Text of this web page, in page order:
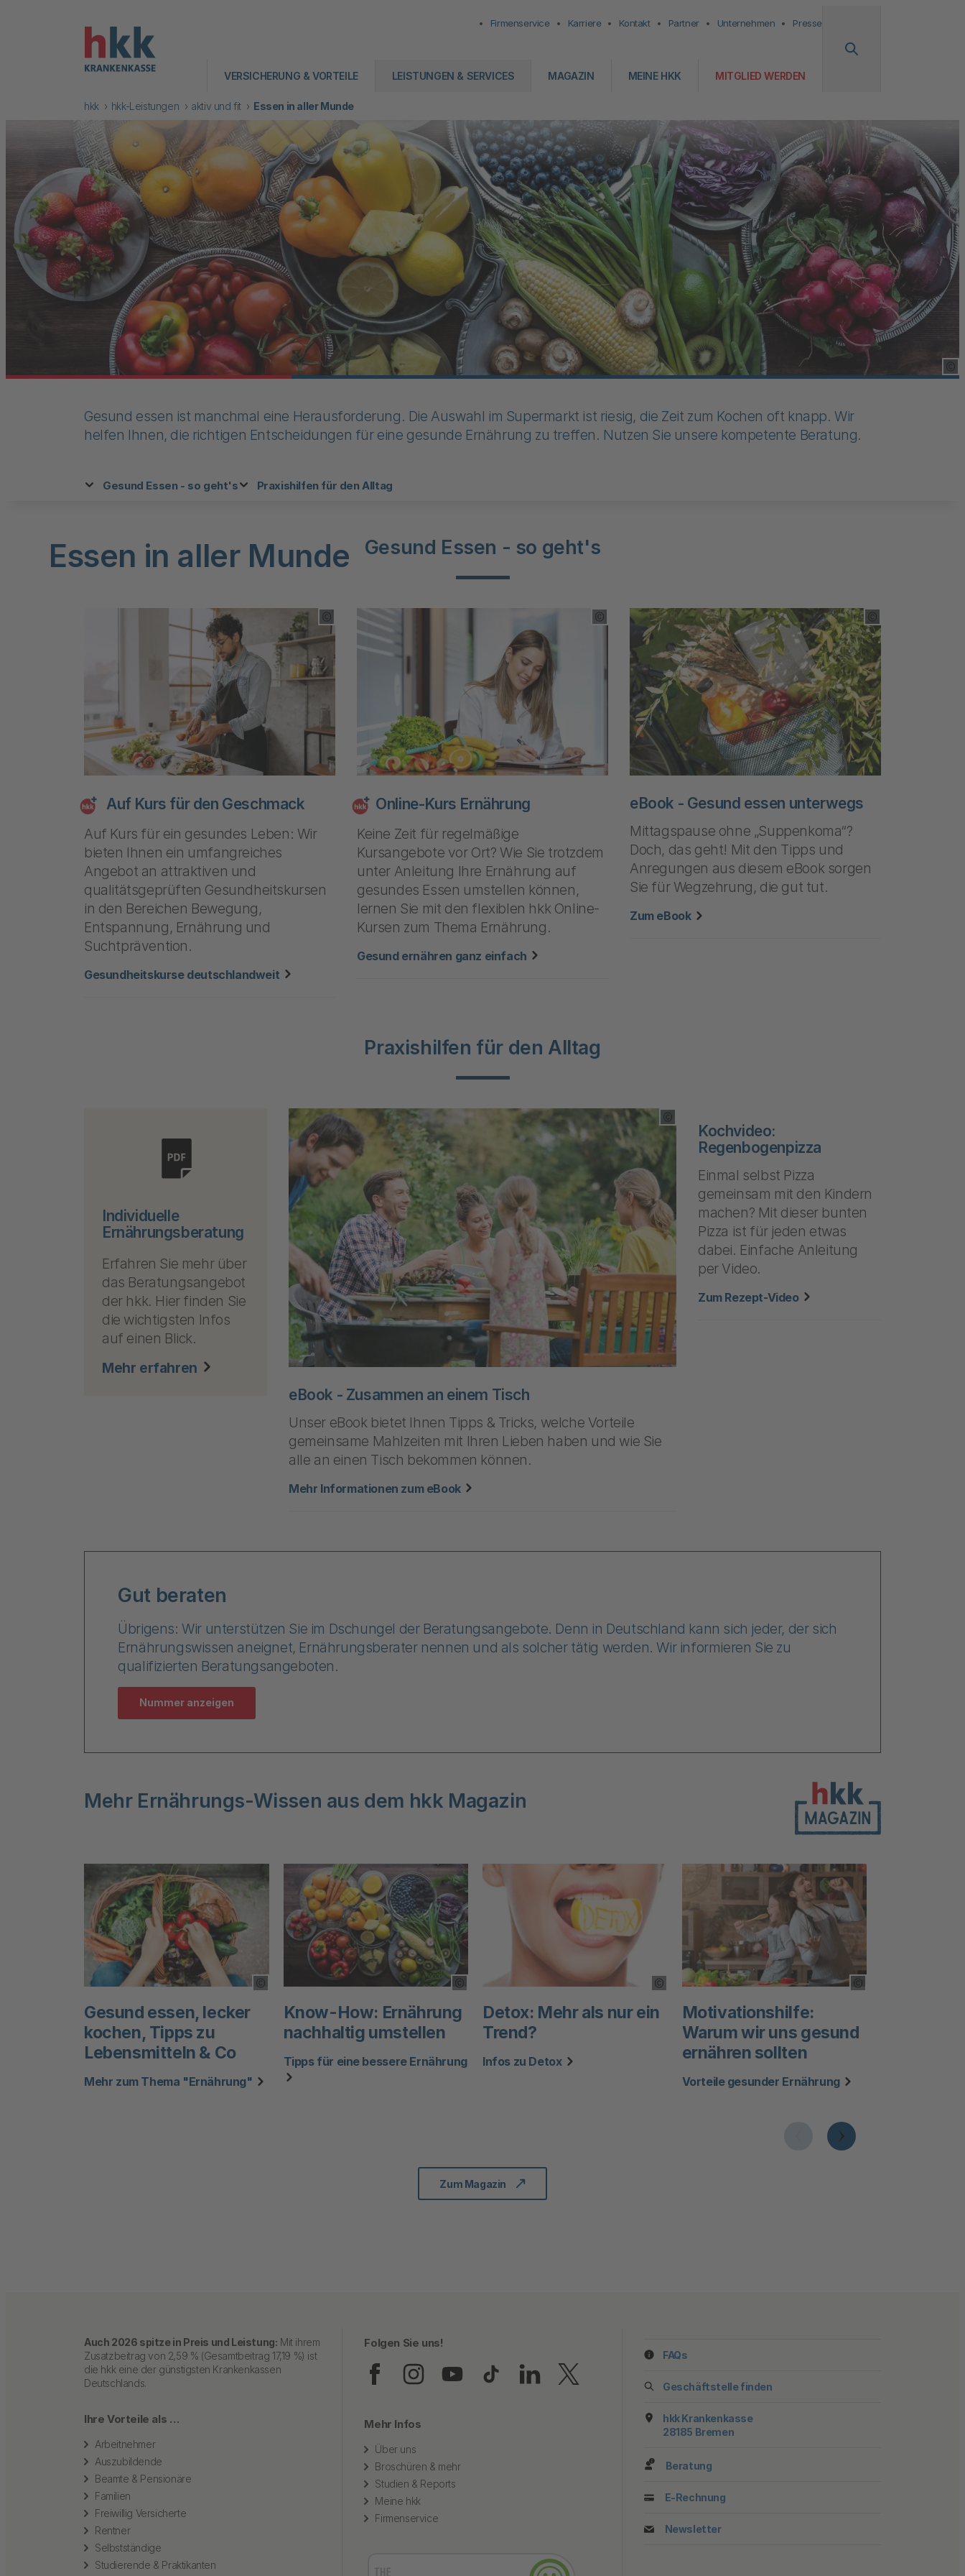
Firmenservice Karriere Kontakt Partner Unternehmen Presse
VERSICHERUNG & VORTEILE LEISTUNGEN & SERVICES MAGAZIN MEINE HKK MITGLIED WERDEN
hkk hkk-Leistungen aktiv und fit Essen in aller Munde
Essen in aller Munde
Gesund essen ist manchmal eine Herausforderung. Die Auswahl im Supermarkt ist riesig, die Zeit zum Kochen oft knapp. Wir
helfen Ihnen, die richtigen Entscheidungen für eine gesunde Ernährung zu treffen. Nutzen Sie unsere kompetente Beratung.
Gesund Essen - so geht's Praxishilfen für den Alltag
Gesund Essen - so geht's
Copyright Tooltip öffnen
Auf Kurs für den Geschmack
Auf Kurs für ein gesundes Leben: Wir
bieten Ihnen ein umfangreiches
Angebot an attraktiven und
qualitätsgeprüften Gesundheitskursen
in den Bereichen Bewegung,
Entspannung, Ernährung und
Suchtprävention.
Gesundheitskurse deutschlandweit zu "Auf Kurs für den Geschmack"
Copyright Tooltip öffnen
Online-Kurs Ernährung
Keine Zeit für regelmäßige
Kursangebote vor Ort? Wie Sie trotzdem
unter Anleitung Ihre Ernährung auf
gesundes Essen umstellen können,
lernen Sie mit den flexiblen hkk Online-
Kursen zum Thema Ernährung.
Gesund ernähren ganz einfach zu "Online-Kurs Ernährung"
Copyright Tooltip
eBook - Gesund essen unterwegs
Mittagspause ohne „Suppenkoma“?
Doch, das geht! Mit den Tipps und
Anregungen aus diesem eBook sorgen
Sie für Wegzehrung, die gut tut.
Zum eBook zu "eBook - Gesund essen unterwegs"
Praxishilfen für den Alltag
Individuelle
Ernährungsberatung
Erfahren Sie mehr über
das Beratungsangebot
der hkk. Hier finden Sie
die wichtigsten Infos
auf einen Blick.
Mehr erfahren
Copyright Tooltip öffnen
eBook - Zusammen an einem Tisch
Unser eBook bietet Ihnen Tipps & Tricks, welche Vorteile
gemeinsame Mahlzeiten mit Ihren Lieben haben und wie Sie
alle an einen Tisch bekommen können.
Mehr Informationen zum eBook zu "eBook - Zusammen an einem Tisch"
Kochvideo:
Regenbogenpizza
Einmal selbst Pizza
gemeinsam mit den Kindern
machen? Mit dieser bunten
Pizza ist für jeden etwas
dabei. Einfache Anleitung
per Video.
Zum Rezept-Video zu "Kochvideo:
Gut beraten
Übrigens: Wir unterstützen Sie im Dschungel der Beratungsangebote. Denn in Deutschland kann sich jeder, der sich
Ernährungswissen aneignet, Ernährungsberater nennen und als solcher tätig werden. Wir informieren Sie zu
qualifizierten Beratungsangeboten.
Nummer anzeigen
Mehr Ernährungs-Wissen aus dem hkk Magazin
Copyright Tooltip öffnen
Gesund essen, lecker
kochen, Tipps zu
Lebensmitteln & Co
Mehr zum Thema "Ernährung"
Copyright Tooltip öffnen
Know-How: Ernährung
nachhaltig umstellen
Tipps für eine bessere Ernährung
Copyright Tooltip öffnen
Detox: Mehr als nur ein
Trend?
Infos zu Detox
Copyright Tooltip
Motivationshilfe:
Warum wir uns gesund
ernähren sollten
Vorteile gesunder Ernährung
Zum Magazin
Auch 2026 spitze in Preis und Leistung: Mit ihrem
Zusatzbeitrag von 2,59 % (Gesamtbeitrag 17,19 %) ist
die hkk eine der günstigsten Krankenkassen
Deutschlands.
Ihre Vorteile als …
Arbeitnehmer
Auszubildende
Beamte & Pensionäre
Familien
Freiwillig Versicherte
Rentner
Selbstständige
Studierende & Praktikanten
Folgen Sie uns!
Folgen Sie uns auf Facebook
Folgen Sie uns auf Instagram
Folgen Sie uns auf YouTube
Folgen Sie uns auf TikTok
Folgen Sie uns auf LinkedIn
Mehr Infos
Über uns
Broschüren & mehr
Studien & Reports
Meine hkk
Firmenservice
FAQs
Geschäftstelle finden
hkk Krankenkasse
28185 Bremen
Beratung
E-Rechnung
Newsletter